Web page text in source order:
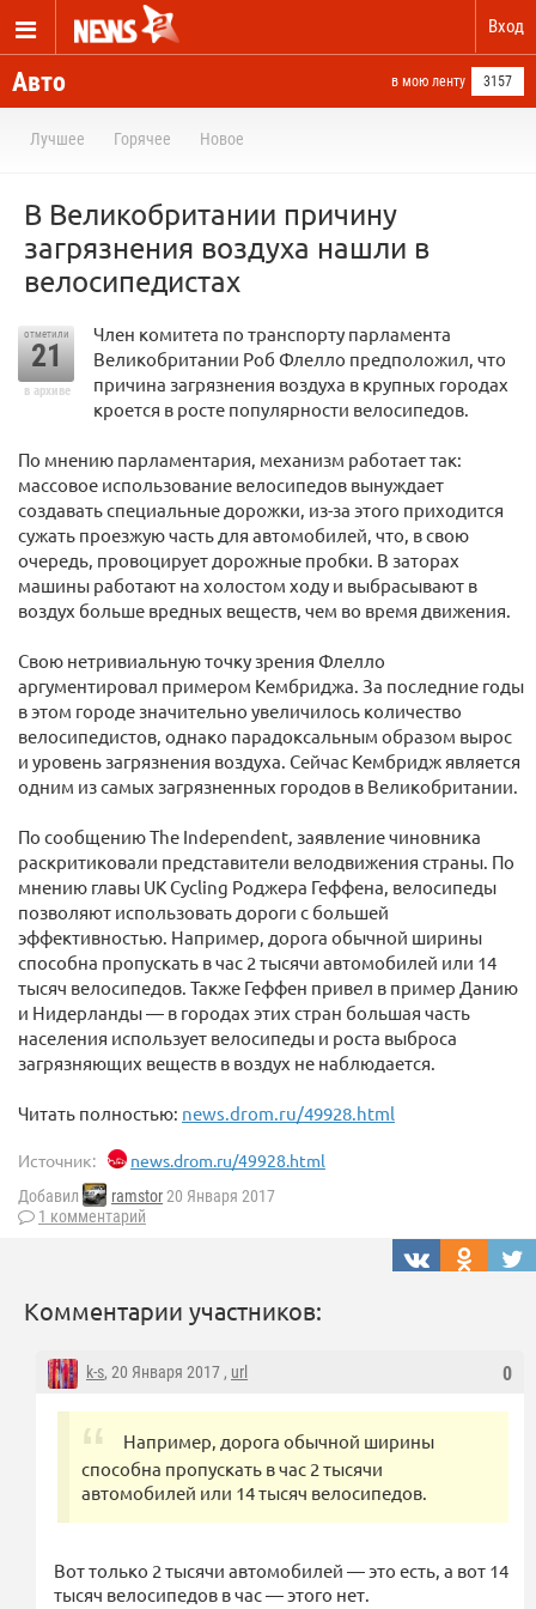
Вход
Авто в мою ленту 3157
Лучшее Горячее Новое
В Великобритании причину
загрязнения воздуха нашли в
велосипедистах
отметили
21
в архиве
Член комитета по транспорту парламента
Великобритании Роб Флелло предположил, что
причина загрязнения воздуха в крупных городах
кроется в росте популярности велосипедов.
По мнению парламентария, механизм работает так:
массовое использование велосипедов вынуждает
создавать специальные дорожки, из-за этого приходится
сужать проезжую часть для автомобилей, что, в свою
очередь, провоцирует дорожные пробки. В заторах
машины работают на холостом ходу и выбрасывают в
воздух больше вредных веществ, чем во время движения.
Свою нетривиальную точку зрения Флелло
аргументировал примером Кембриджа. За последние годы
в этом городе значительно увеличилось количество
велосипедистов, однако парадоксальным образом вырос
и уровень загрязнения воздуха. Сейчас Кембридж является
одним из самых загрязненных городов в Великобритании.
По сообщению The Independent, заявление чиновника
раскритиковали представители велодвижения страны. По
мнению главы UK Cycling Роджера Геффена, велосипеды
позволяют использовать дороги с большей
эффективностью. Например, дорога обычной ширины
способна пропускать в час 2 тысячи автомобилей или 14
тысяч велосипедов. Также Геффен привел в пример Данию
и Нидерланды — в городах этих стран большая часть
населения использует велосипеды и роста выброса
загрязняющих веществ в воздух не наблюдается.
Читать полностью: news.drom.ru/49928.html
Источник: news.drom.ru/49928.html
Добавил ramstor20 Января 2017
1 комментарий
Комментарии участников:
0
k-s, 20 Января 2017 , url
Например, дорога обычной ширины
способна пропускать в час 2 тысячи
автомобилей или 14 тысяч велосипедов.
Вот только 2 тысячи автомобилей — это есть, а вот 14
тысяч велосипедов в час — этого нет.